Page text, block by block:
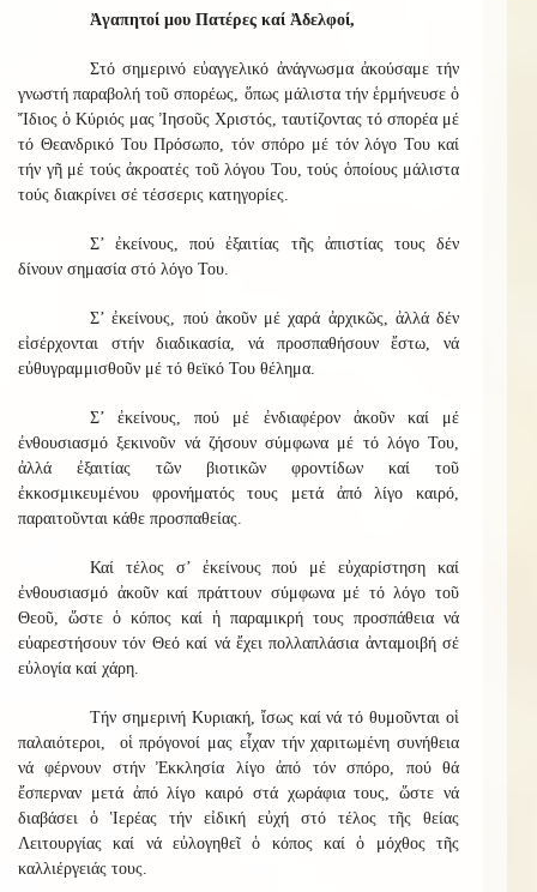
Ἀγαπητοί μου Πατέρες καί Ἀδελφοί,
Στό σημερινό εὐαγγελικό ἀνάγνωσμα ἀκούσαμε τήν
γνωστή παραβολή τοῦ σπορέως, ὅπως μάλιστα τήν ἑρμήνευσε ὁ
Ἴδιος ὁ Κύριός μας Ἰησοῦς Χριστός, ταυτίζοντας τό σπορέα μέ
τό Θεανδρικό Του Πρόσωπο, τόν σπόρο μέ τόν λόγο Του καί
τήν γῆ μέ τούς ἀκροατές τοῦ λόγου Του, τούς ὁποίους μάλιστα
τούς διακρίνει σέ τέσσερις κατηγορίες.
Σ’ ἐκείνους, πού ἐξαιτίας τῆς ἀπιστίας τους δέν
δίνουν σημασία στό λόγο Του.
Σ’ ἐκείνους, πού ἀκοῦν μέ χαρά ἀρχικῶς, ἀλλά δέν
εἰσέρχονται στήν διαδικασία, νά προσπαθήσουν ἔστω, νά
εὐθυγραμμισθοῦν μέ τό θεϊκό Του θέλημα.
Σ’ ἐκείνους, πού μέ ἐνδιαφέρον ἀκοῦν καί μέ
ἐνθουσιασμό ξεκινοῦν νά ζήσουν σύμφωνα μέ τό λόγο Του,
ἀλλά ἐξαιτίας τῶν βιοτικῶν φροντίδων καί τοῦ
ἐκκοσμικευμένου φρονήματός τους μετά ἀπό λίγο καιρό,
παραιτοῦνται κάθε προσπαθείας.
Καί τέλος σ’ ἐκείνους πού μέ εὐχαρίστηση καί
ἐνθουσιασμό ἀκοῦν καί πράττουν σύμφωνα μέ τό λόγο τοῦ
Θεοῦ, ὥστε ὁ κόπος καί ἡ παραμικρή τους προσπάθεια νά
εὐαρεστήσουν τόν Θεό καί νά ἔχει πολλαπλάσια ἀνταμοιβή σέ
εὐλογία καί χάρη.
Τήν σημερινή Κυριακή, ἴσως καί νά τό θυμοῦνται οἱ
παλαιότεροι, οἱ πρόγονοί μας εἶχαν τήν χαριτωμένη συνήθεια
νά φέρνουν στήν Ἐκκλησία λίγο ἀπό τόν σπόρο, πού θά
ἔσπερναν μετά ἀπό λίγο καιρό στά χωράφια τους, ὥστε νά
διαβάσει ὁ Ἱερέας τήν εἰδική εὐχή στό τέλος τῆς θείας
Λειτουργίας καί νά εὐλογηθεῖ ὁ κόπος καί ὁ μόχθος τῆς
καλλιέργειάς τους.